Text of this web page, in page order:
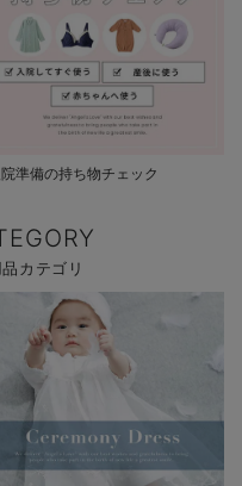
院準備の持ち物チェック
カテゴリ